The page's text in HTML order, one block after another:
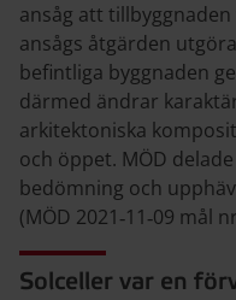
ansåg att
ansågs åtgärden
befintliga byggnaden
därmed ändrar
arkitektoniska
och öppet. MÖD
bedömning och
(MÖD 2021‑11‑09 mål
Solceller var en